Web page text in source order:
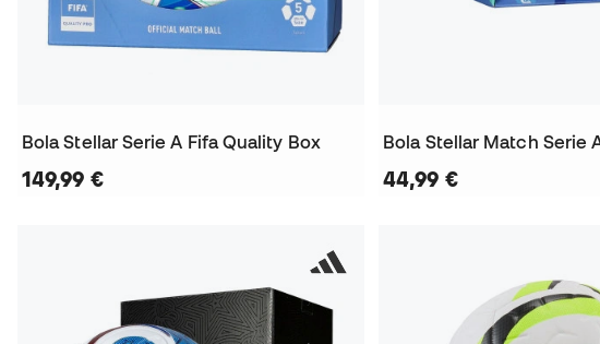
Bola Stellar Serie A Fifa Quality Box
149,99 €
Bola Stellar Match Serie
44,99 €